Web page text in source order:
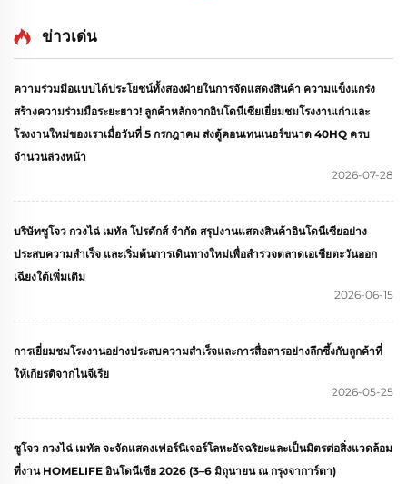
ข่าวเด่น
ความร่วมมือแบบได้ประโยชน์ทั้งสองฝ่ายในการจัดแสดงสินค้า ความแข็งแกร่ง
สร้างความร่วมมือระยะยาว! ลูกค้าหลักจากอินโดนีเซียเยี่ยมชมโรงงานเก่าและ
โรงงานใหม่ของเราเมื่อวันที่ 5 กรกฎาคม ส่งตู้คอนเทนเนอร์ขนาด 40HQ ครบ
จำนวนล่วงหน้า
2026-07-28
บริษัทซูโจว กวงไฉ่ เมทัล โปรดักส์ จำกัด สรุปงานแสดงสินค้าอินโดนีเซียอย่าง
ประสบความสำเร็จ และเริ่มต้นการเดินทางใหม่เพื่อสำรวจตลาดเอเชียตะวันออก
เฉียงใต้เพิ่มเติม
2026-06-15
การเยี่ยมชมโรงงานอย่างประสบความสำเร็จและการสื่อสารอย่างลึกซึ้งกับลูกค้าที่
ให้เกียรติจากไนจีเรีย
2026-05-25
ซูโจว กวงไฉ่ เมทัล จะจัดแสดงเฟอร์นิเจอร์โลหะอัจฉริยะและเป็นมิตรต่อสิ่งแวดล้อม
ที่งาน HOMELIFE อินโดนีเซีย 2026 (3–6 มิถุนายน ณ กรุงจาการ์ตา)